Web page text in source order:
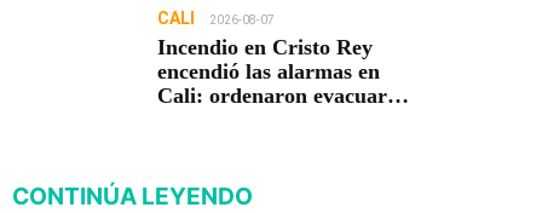
CALI 2026-08-07
Incendio en Cristo Rey
encendió las alarmas en
Cali: ordenaron evacuar
CONTINÚA LEYENDO